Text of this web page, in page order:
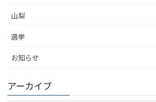
山梨
選挙
お知らせ
アーカイブ
ア